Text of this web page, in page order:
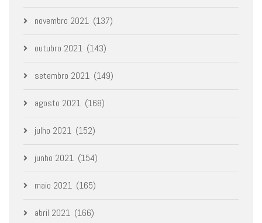
novembro 2021 (137)
outubro 2021 (143)
setembro 2021 (149)
agosto 2021 (168)
julho 2021 (152)
junho 2021 (154)
maio 2021 (165)
abril 2021 (166)